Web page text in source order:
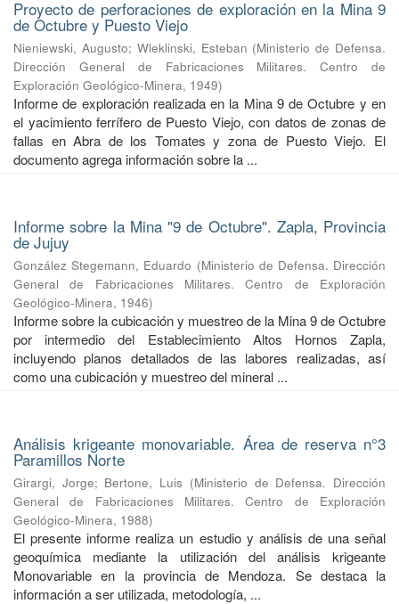
Proyecto de perforaciones de exploración en la Mina 9
de Octubre y Puesto Viejo
Nieniewski, Augusto; Wleklinski, Esteban (Ministerio de Defensa.
Dirección General de Fabricaciones Militares. Centro de
Exploración Geológico-Minera, 1949)
Informe de exploración realizada en la Mina 9 de Octubre y en
el yacimiento ferrífero de Puesto Viejo, con datos de zonas de
fallas en Abra de los Tomates y zona de Puesto Viejo. El
documento agrega información sobre la ...
Informe sobre la Mina "9 de Octubre". Zapla, Provincia
de Jujuy
González Stegemann, Eduardo (Ministerio de Defensa. Dirección
General de Fabricaciones Militares. Centro de Exploración
Geológico-Minera, 1946)
Informe sobre la cubicación y muestreo de la Mina 9 de Octubre
por intermedio del Establecimiento Altos Hornos Zapla,
incluyendo planos detallados de las labores realizadas, así
como una cubicación y muestreo del mineral ...
Análisis krigeante monovariable. Área de reserva n°3
Paramillos Norte
Girargi, Jorge; Bertone, Luis (Ministerio de Defensa. Dirección
General de Fabricaciones Militares. Centro de Exploración
Geológico-Minera, 1988)
El presente informe realiza un estudio y análisis de una señal
geoquímica mediante la utilización del análisis krigeante
Monovariable en la provincia de Mendoza. Se destaca la
información a ser utilizada, metodología, ...